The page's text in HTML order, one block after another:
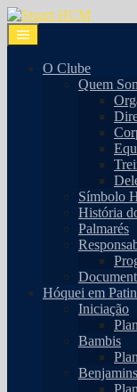
O Clube
Quem
Símbolo
História
Palmarés
Hóquei em
Iniciação
Bambis
Benjamins